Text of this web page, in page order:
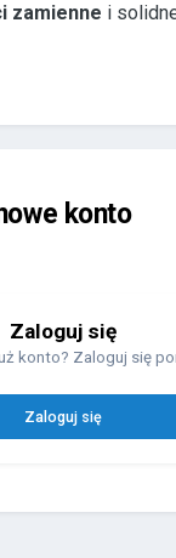
zamienne i
konto
Zaloguj się
konto? Zaloguj się
Zaloguj się